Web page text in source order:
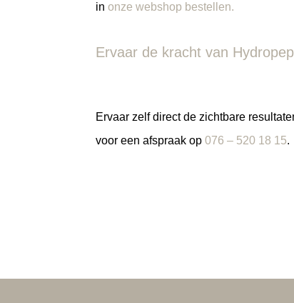
in onze webshop bestellen.
Ervaar de kracht van
Ervaar zelf direct de zichtbare
vooreen afspraak op076 – 520 18 15.